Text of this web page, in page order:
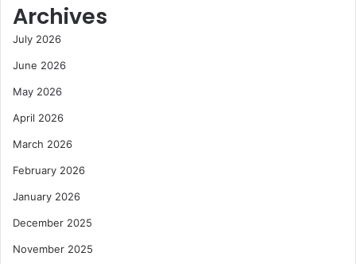
Archives
July 2026
June 2026
May 2026
April 2026
March 2026
February 2026
January 2026
December 2025
November 2025